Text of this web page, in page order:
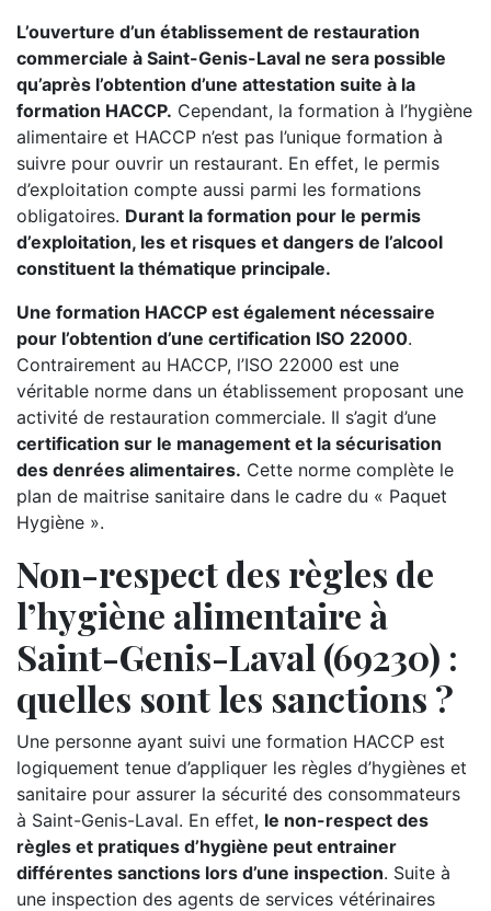
L’ouverture d’un établissement de restauration
commerciale à Saint-Genis-Laval ne sera possible
qu’après l’obtention d’une attestation suite à la
formation HACCP. Cependant, la formation à l’hygiène
alimentaire et HACCP n’est pas l’unique formation à
suivre pour ouvrir un restaurant. En effet, le permis
d’exploitation compte aussi parmi les formations
obligatoires. Durant la formation pour le permis
d’exploitation, les et risques et dangers de l’alcool
constituent la thématique principale.
Une formation HACCP est également nécessaire
pour l’obtention d’une certification ISO 22000.
Contrairement au HACCP, l’ISO 22000 est une
véritable norme dans un établissement proposant une
activité de restauration commerciale. Il s’agit d’une
certification sur le management et la sécurisation
des denrées alimentaires. Cette norme complète le
plan de maitrise sanitaire dans le cadre du « Paquet
Hygiène ».
Non-respect des règles de
l’hygiène alimentaire à
Saint-Genis-Laval (69230) :
quelles sont les sanctions ?
Une personne ayant suivi une formation HACCP est
logiquement tenue d’appliquer les règles d’hygiènes et
sanitaire pour assurer la sécurité des consommateurs
à Saint-Genis-Laval. En effet, le non-respect des
règles et pratiques d’hygiène peut entrainer
différentes sanctions lors d’une inspection. Suite à
une inspection des agents de services vétérinaires